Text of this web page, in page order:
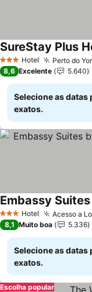
3 EstrelasHotel Perto do
8,6 Excelente 5.640
Selecione as datas
exatos.
3 EstrelasHotel Acesso a
8,1 Muito boa 5.336
Selecione as datas
exatos.
Escolha popular